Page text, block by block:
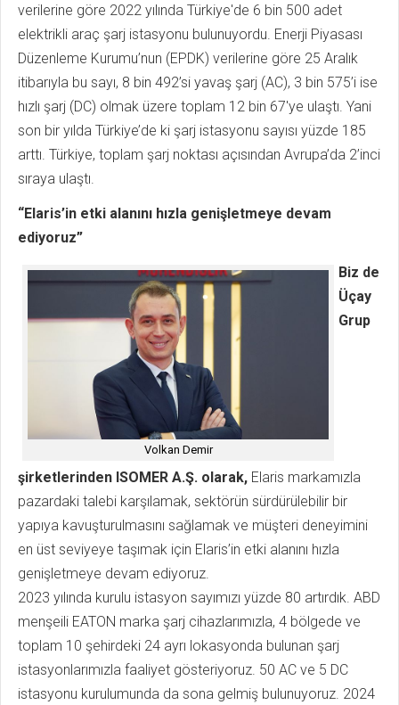
verilerine göre 2022 yılında Türkiye'de 6 bin 500 adet
elektrikli araç şarj istasyonu bulunuyordu. Enerji Piyasası
Düzenleme Kurumu’nun (EPDK) verilerine göre 25 Aralık
itibarıyla bu sayı, 8 bin 492’si yavaş şarj (AC), 3 bin 575’i ise
hızlı şarj (DC) olmak üzere toplam 12 bin 67'ye ulaştı. Yani
son bir yılda Türkiye’de ki şarj istasyonu sayısı yüzde 185
arttı. Türkiye, toplam şarj noktası açısından Avrupa’da 2’inci
sıraya ulaştı.
“Elaris’in etki alanını hızla genişletmeye devam
ediyoruz”
Volkan Demir
Biz de
Üçay
Grup
şirketlerinden ISOMER A.Ş. olarak, Elaris markamızla
pazardaki talebi karşılamak, sektörün sürdürülebilir bir
yapıya kavuşturulmasını sağlamak ve müşteri deneyimini
en üst seviyeye taşımak için Elaris’in etki alanını hızla
genişletmeye devam ediyoruz.
2023 yılında kurulu istasyon sayımızı yüzde 80 artırdık. ABD
menşeili EATON marka şarj cihazlarımızla, 4 bölgede ve
toplam 10 şehirdeki 24 ayrı lokasyonda bulunan şarj
istasyonlarımızla faaliyet gösteriyoruz. 50 AC ve 5 DC
istasyonu kurulumunda da sona gelmiş bulunuyoruz. 2024